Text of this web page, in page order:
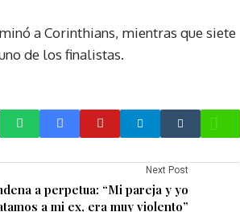
a Corinthians, mientras que siete
de los finalistas.
Next Post
a perpetua: “Mi pareja y yo
a mi ex, era muy violento”